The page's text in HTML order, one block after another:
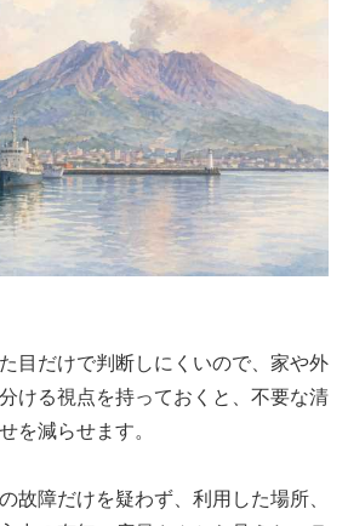
目だけで判断しにくいので、家や外
ける視点を持っておくと、不要な清
を減らせます。
故障だけを疑わず、利用した場所、